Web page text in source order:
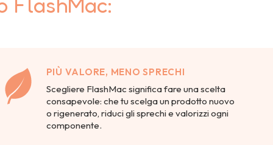
PIÙ VALORE, MENO SPRECHI
Scegliere FlashMac significa fare una scelta
consapevole: che tu scelga un prodotto nuovo
o rigenerato, riduci gli sprechi e valorizzi ogni
componente.